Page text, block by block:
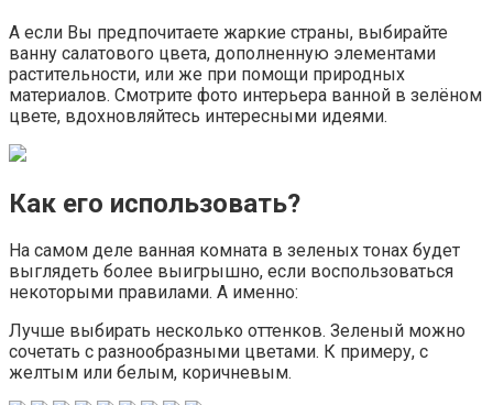
А если Вы предпочитаете жаркие страны, выбирайте
ванну салатового цвета, дополненную элементами
растительности, или же при помощи природных
материалов. Смотрите фото интерьера ванной в зелёном
цвете, вдохновляйтесь интересными идеями.
Как его использовать?
На самом деле ванная комната в зеленых тонах будет
выглядеть более выигрышно, если воспользоваться
некоторыми правилами. А именно:
Лучше выбирать несколько оттенков. Зеленый можно
сочетать с разнообразными цветами. К примеру, с
желтым или белым, коричневым.